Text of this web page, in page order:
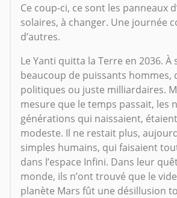
Ce coup-ci, ce sont les panneaux
solaires, à changer. Une journée
d’autres.
Le Yanti quitta la Terre en 2036. À
beaucoup de puissants hommes,
politiques ou juste milliardaires.
mesure que le temps passait, les
générations qui naissaient,
modeste. Il ne restait plus,
simples humains, qui faisaient
dans l’espace Infini. Dans leur
monde, ils n’ont trouvé que le
planète Mars fût une désillusion